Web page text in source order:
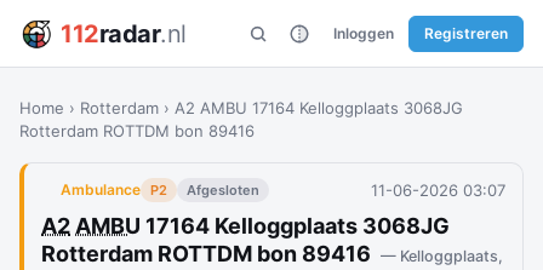
112radar.nl Inloggen Registreren
Home › Rotterdam › A2 AMBU 17164 Kelloggplaats 3068JG
Rotterdam ROTTDM bon 89416
Ambulance P2 Afgesloten 11-06-2026 03:07
A2 AMBU 17164 Kelloggplaats 3068JG
Rotterdam ROTTDM bon 89416 — Kelloggplaats,